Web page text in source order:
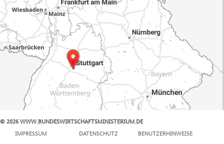
© 2026 WWW.BUNDESWIRTSCHAFTSMINISTERIUM.DE
IMPRESSUM
DATENSCHUTZ BENUTZERHINWEISE